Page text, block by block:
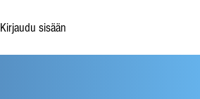
Kirjaudu sisään